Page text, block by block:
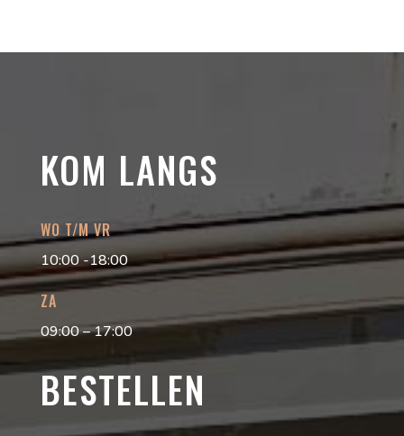
KOM LANGS
WO T/M VR
10:00 -18:00
ZA
09:00 – 17:00
BESTELLEN